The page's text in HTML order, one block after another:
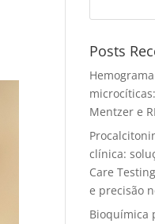
Posts
Mentzer e
clínica:
Care
e precisão
Bioquímica